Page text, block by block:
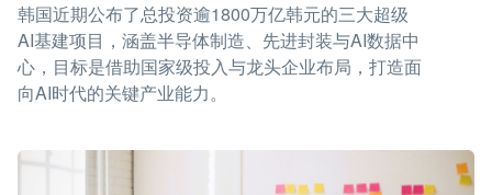
韩国近期公布了总投资逾1800万亿韩元的三大超级
AI基建项目，涵盖半导体制造、先进封装与AI数据中
心，目标是借助国家级投入与龙头企业布局，打造面
向AI时代的关键产业能力。